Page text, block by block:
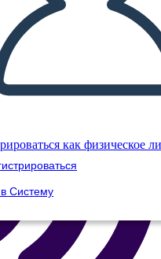
как физическое
Систему